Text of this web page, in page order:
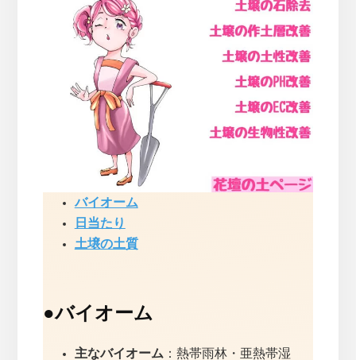
バイオーム
日当たり
土壌の土質
●バイオーム
主なバイオーム ：熱帯雨林・亜熱帯湿